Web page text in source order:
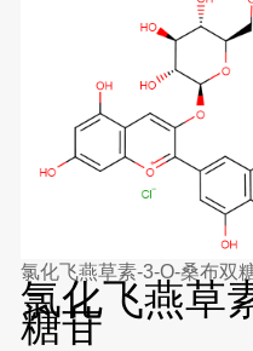
氯化飞燕草素-3-O-桑布双
氯化飞燕草
糖苷